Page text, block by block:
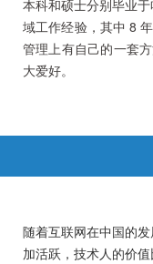
本科和硕士分别毕业
域工作经验，其中 8
管理上有自己的一套
大爱好。
随着互联网在中国的
加活跃，技术人的价